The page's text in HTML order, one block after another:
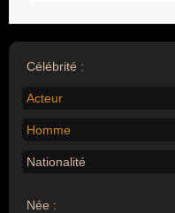
Célébrité :
Acteur
Homme
Nationalité
Née :